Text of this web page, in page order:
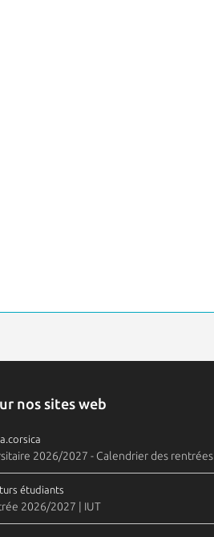
nos sites web
2026/2027 - Calendrier des rentrées
étudiants
2026/2027 | IUT